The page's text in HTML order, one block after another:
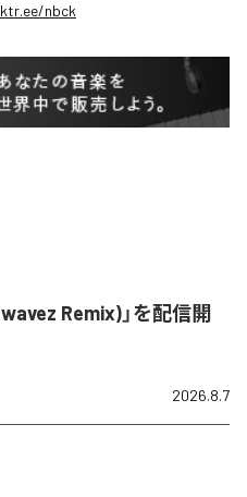
nbck
Remix)」を配信開
2026.8.7